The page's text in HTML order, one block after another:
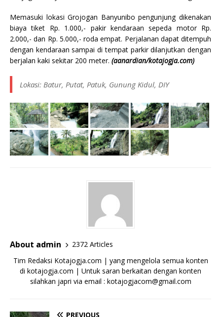
Memasuki lokasi Grojogan Banyunibo pengunjung dikenakan
biaya tiket Rp. 1.000,- pakir kendaraan sepeda motor Rp.
2.000,- dan Rp. 5.000,- roda empat. Perjalanan dapat ditempuh
dengan kendaraan sampai di tempat parkir dilanjutkan dengan
berjalan kaki sekitar 200 meter. (aanardian/kotajogja.com)
Lokasi: Batur, Putat, Patuk, Gunung Kidul, DIY
About admin
2372 Articles
Tim Redaksi Kotajogja.com | yang mengelola semua konten
di kotajogja.com | Untuk saran berkaitan dengan konten
silahkan japri via email : kotajogjacom@gmail.com
PREVIOUS